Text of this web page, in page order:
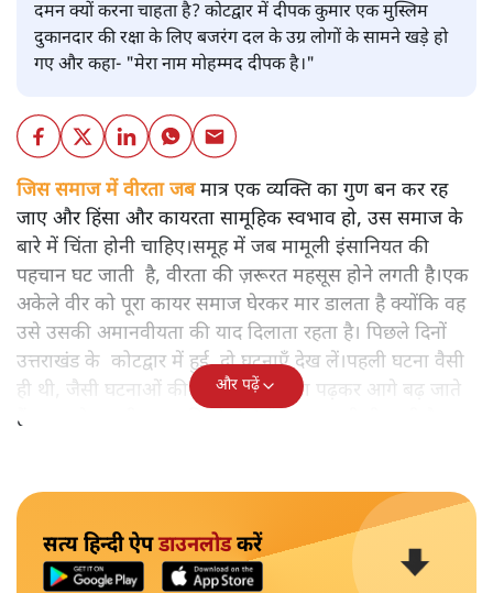
दमन क्यों करना चाहता है? कोटद्वार में दीपक कुमार एक मुस्लिम
दुकानदार की रक्षा के लिए बजरंग दल के उग्र लोगों के सामने खड़े हो
गए और कहा- "मेरा नाम मोहम्मद दीपक है।"
जिस समाज में वीरता जबमात्र एक व्यक्ति का गुण बन कर रह
जाए और हिंसा और कायरता सामूहिक स्वभाव हो, उस समाज के
बारे में चिंता होनी चाहिए।समूह में जब मामूली इंसानियत की
पहचान घट जाती है, वीरता की ज़रूरत महसूस होने लगती है।एक
अकेले वीर को पूरा कायर समाज घेरकर मार डालता है क्योंकि वह
उसे उसकी अमानवीयता की याद दिलाता रहता है। पिछले दिनों
उत्तराखंड के कोटद्वार में हुई दो घटनाएँ देख लें।पहली घटना वैसी
ही थी, जैसी घटनाओं की खबर हम रोज़ाना पढ़कर आगे बढ़ जाते
हैं।भारत के तक़रीबन हर हिस्से से ऐसी खबर आती ही रहती है।
और पढ़ें
सत्य हिन्दी ऐपडाउनलोडकरें